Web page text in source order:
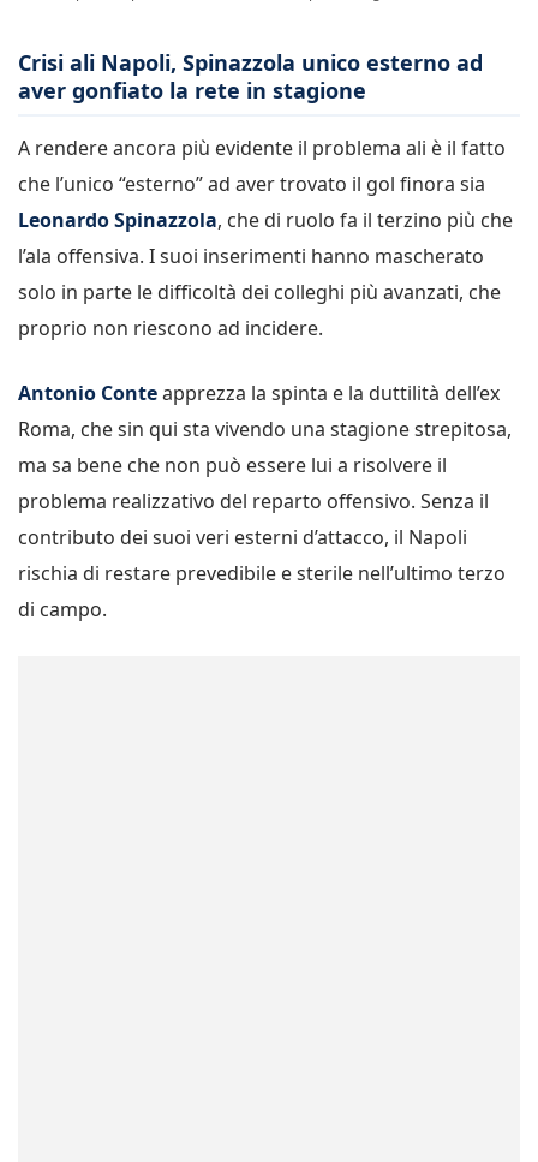
Crisi ali Napoli, Spinazzola unico esterno ad
aver gonfiato la rete in stagione
A rendere ancora più evidente il problema ali è il fatto
che l’unico “esterno” ad aver trovato il gol finora sia
Leonardo Spinazzola, che di ruolo fa il terzino più che
l’ala offensiva. I suoi inserimenti hanno mascherato
solo in parte le difficoltà dei colleghi più avanzati, che
proprio non riescono ad incidere.
Antonio Conteapprezza la spinta e la duttilità dell’ex
Roma, che sin qui sta vivendo una stagione strepitosa,
ma sa bene che non può essere lui a risolvere il
problema realizzativo del reparto offensivo. Senza il
contributo dei suoi veri esterni d’attacco, il Napoli
rischia di restare prevedibile e sterile nell’ultimo terzo
di campo.